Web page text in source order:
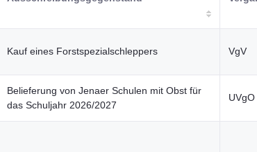
Kauf eines Forstspezialschleppers VgV
Belieferung von Jenaer Schulen mit Obst für
das Schuljahr 2026/2027
UVgO